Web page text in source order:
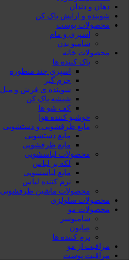
دهان و دندان
شوینده و ارایش پاک کن
محصولات پوست
اسپری و مام
شامپو بدن
محصولات خانه
پاک کننده ها
اسپری چند منظوره
جرم گیر
شوینده ی فرش و مبل
شیشه پاک کن
کف شو ها
خوشبو کننده هوا
مایع ظرفشویی و دستشویی
مایع دستشویی
مایع ظرفشویی
محصولات لباسشویی
لکه بر لباس
مایع لباسشویی
نرم کننده لباس
محصولات ماشین ظرفشویی
محصولات سلولزی
محصولات مو
شامپوسر
صابون
نرم کننده ها
مراقبت از مو
مراقبت پوست